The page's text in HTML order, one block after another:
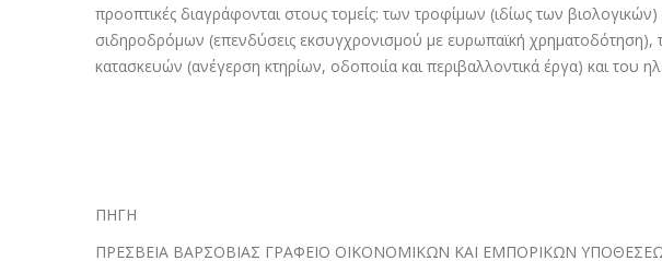
προοπτικές διαγράφονται στους τοµείς: των τροφίµων (ιδίως των
σιδηροδρόµων (επενδύσεις εκσυγχρονισµού µε ευρωπαϊκή χρηµατοδότηση),
κατασκευών (ανέγερση κτηρίων, οδοποιία και περιβαλλοντικά έργα) και του
ΠΗΓΗ
ΠΡΕΣΒΕΙΑ ΒΑΡΣΟΒΙΑΣ ΓΡΑΦΕΙΟ ΟΙΚΟΝΟΜΙΚΩΝ ΚΑΙ ΕΜΠΟΡΙΚΩΝ